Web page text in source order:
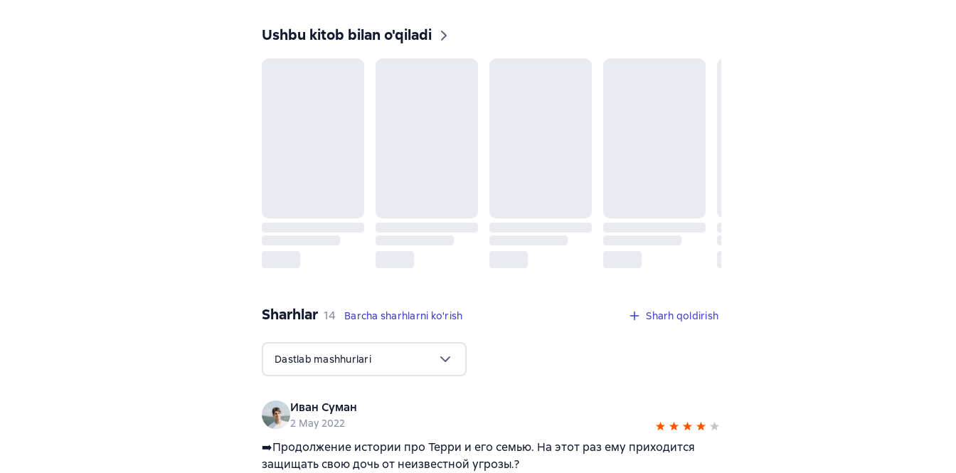
Ushbu kitob bilan o'qiladi
Sharhlar 14 sharhlar
14 Barcha sharhlarni ko'rish Sharh qoldirish
Dastlab mashhurlari
Иван Суман
2 May 2022
➡️Продолжение истории про Терри и его семью. На этот раз ему приходится
защищать свою дочь от неизвестной угрозы.?